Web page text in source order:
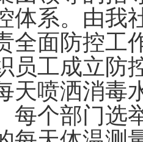
体系。由我
全面防控工
员工成立防
天喷洒消毒
每个部门选